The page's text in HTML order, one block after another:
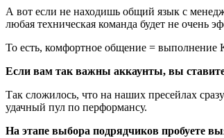
А вот если не находишь общий язык с
любая техническая команда будет не очень
То есть, комфортное общение =
Если вам так важны аккаунты, вы
Так сложилось, что на наших пресейлах
удачный пул по перформансу.
На этапе выбора подрядчиков пробуете